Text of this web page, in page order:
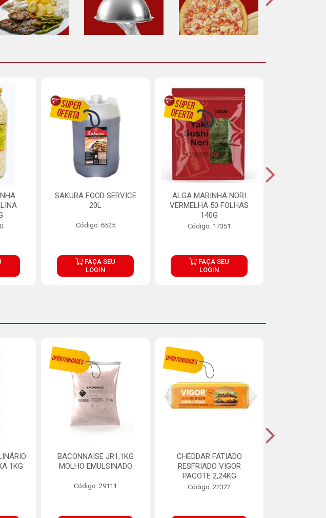
SAKURA FOOD SERVICE
20L
Código: 6525
FAÇA SEU
LOGIN
ALGA MARINHA NORI
VERMELHA 50 FOLHAS
140G
Código: 17351
FAÇA SEU
LOGIN
1KG
BACONNAISE JR1,1KG
MOLHO EMULSINADO
Código: 29111
CHEDDAR FATIADO
RESFRIADO VIGOR
PACOTE 2,24KG
Código: 22322